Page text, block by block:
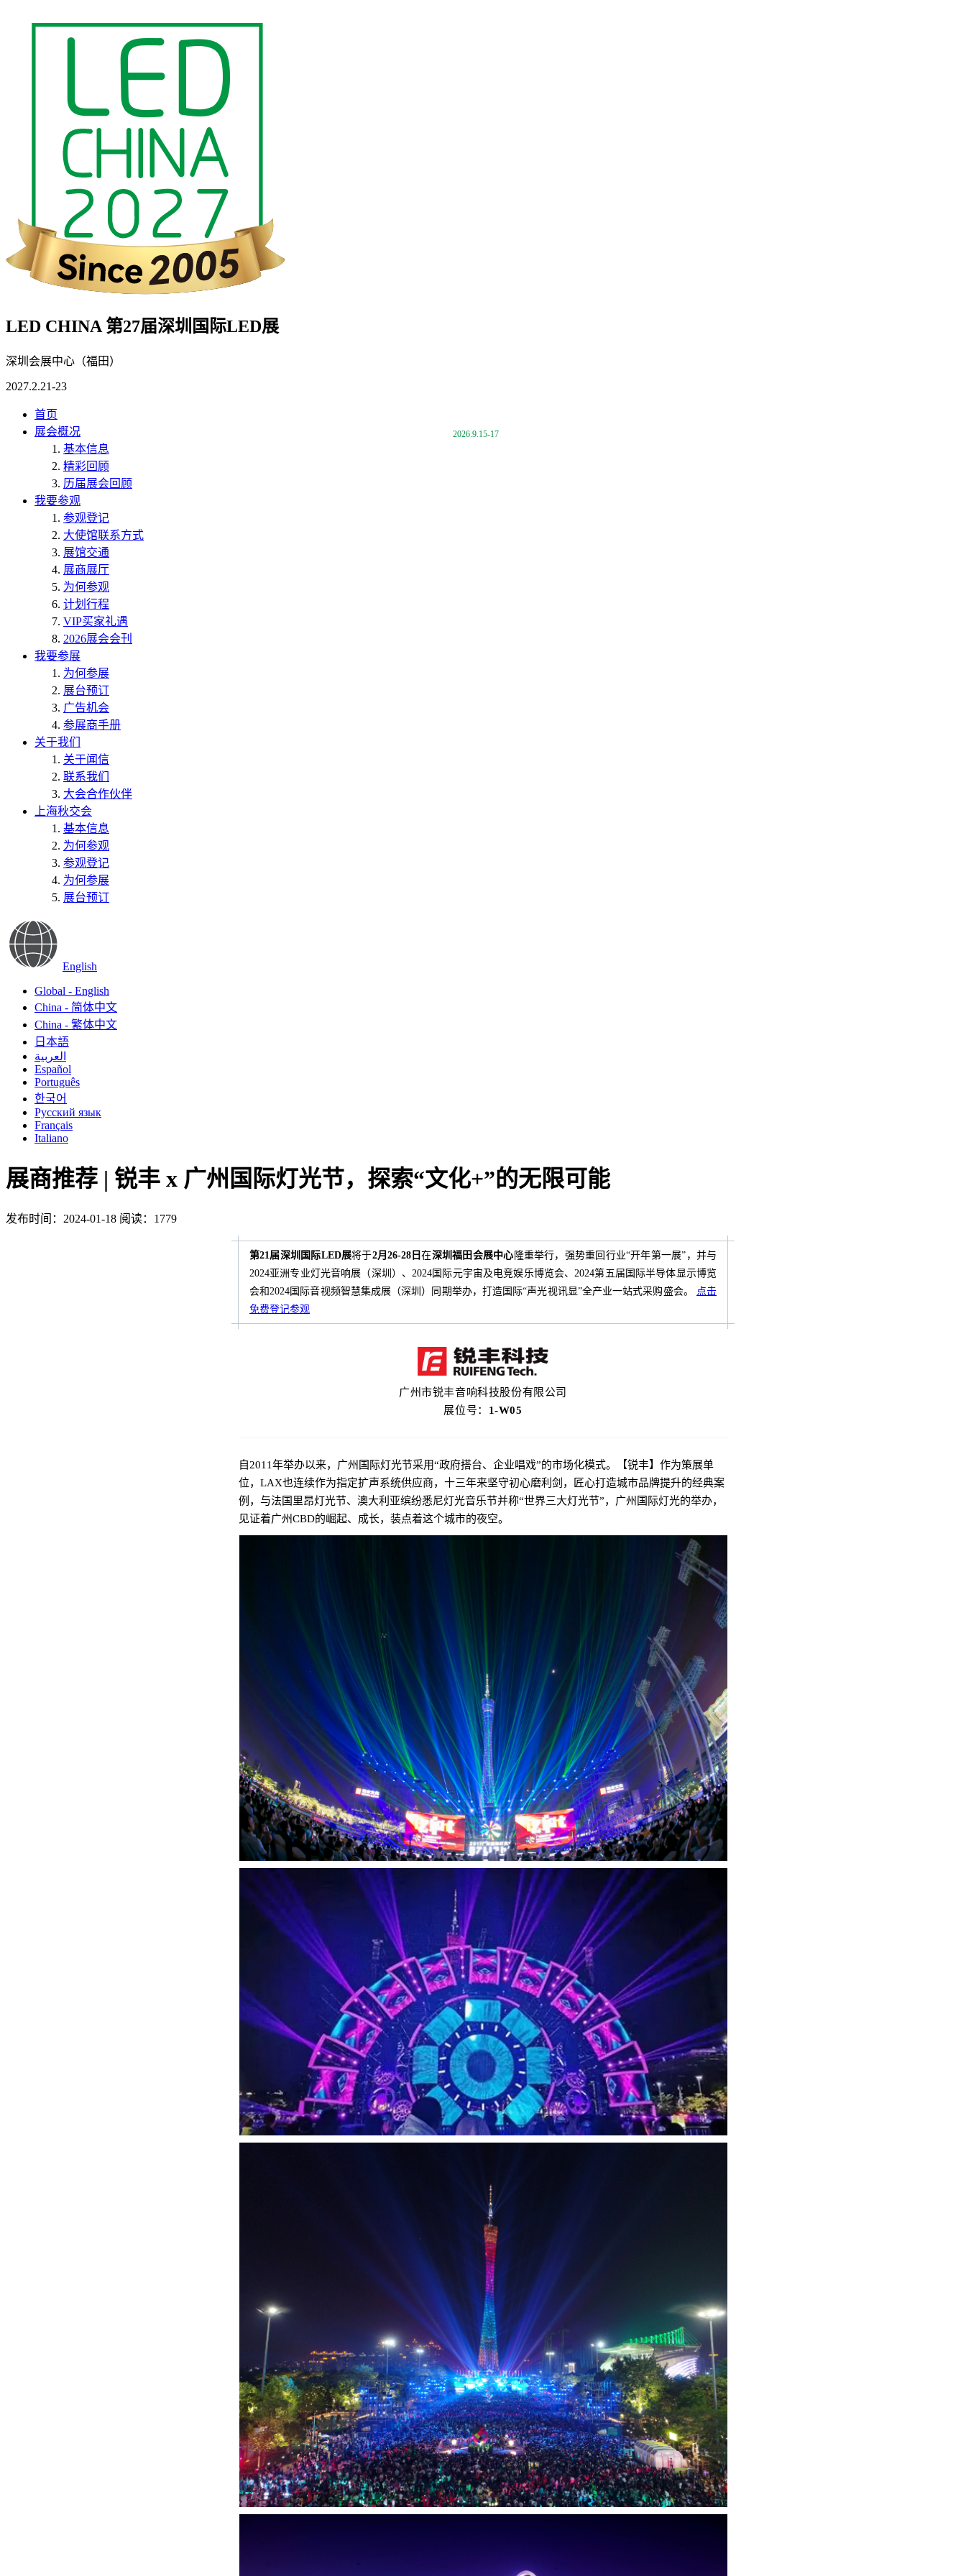
LED CHINA 第27届深圳国际LED展
深圳会展中心（福田）
2027.2.21-23
首页
展会概况
基本信息
精彩回顾
历届展会回顾
我要参观
参观登记
大使馆联系方式
展馆交通
展商展厅
为何参观
计划行程
VIP买家礼遇
2026展会会刊
我要参展
为何参展
展台预订
广告机会
参展商手册
关于我们
关于闻信
联系我们
大会合作伙伴
上海秋交会
2026.9.15-17
基本信息
为何参观
参观登记
为何参展
展台预订
English
Global - English
China - 简体中文
China - 繁体中文
日本語
العربية
Español
Português
한국어
Русский язык
Français
Italiano
展商推荐 | 锐丰 x 广州国际灯光节，探索“文化+”的无限可能
发布时间：2024-01-18 阅读：1779
第21届深圳国际LED展将于2月26-28日在深圳福田会展中心 隆重举行，强势重回行业“开年第一展”，并与
2024亚洲专业灯光音响展（深圳）、2024国际元宇宙及电竞娱乐博览会、2024第五届国际半导体显示博览
会和2024国际音视频智慧集成展（深圳）同期举办，打造国际“声光视讯显”全产业一站式采购盛会。
点击
免费登记参观
广州市锐丰音响科技股份有限公司
展位号： 1-W05
自2011年举办以来，广州国际灯光节采用“政府搭台、企业唱戏”的市场化模式。【锐丰】作为策展单
位，LAX也连续作为指定扩声系统供应商，十三年来坚守初心磨利剑，匠心打造城市品牌提升的经典案
例，与法国里昂灯光节、澳大利亚缤纷悉尼灯光音乐节并称“世界三大灯光节”，广州国际灯光的举办，
见证着广州CBD的崛起、成长，装点着这个城市的夜空。